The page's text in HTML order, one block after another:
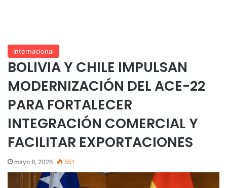
Internacional
BOLIVIA Y CHILE IMPULSAN
MODERNIZACIÓN DEL ACE-22
PARA FORTALECER
INTEGRACIÓN COMERCIAL Y
FACILITAR EXPORTACIONES
mayo 8, 2026 551